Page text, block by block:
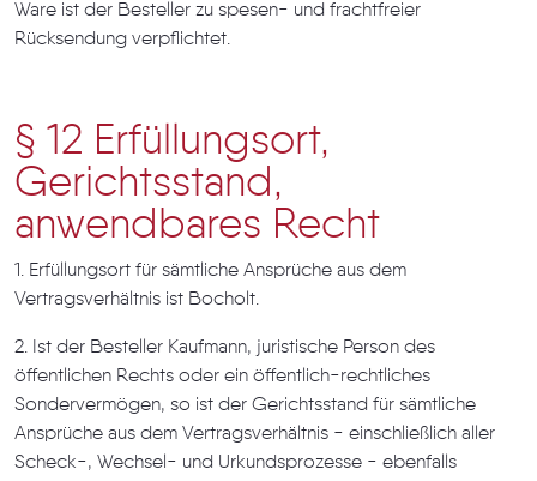
Ware ist der Besteller zu spesen- und frachtfreier
Rücksendung verpflichtet.
§ 12 Erfüllungsort,
Gerichtsstand,
anwendbares Recht
1. Erfüllungsort für sämtliche Ansprüche aus dem
Vertragsverhältnis ist Bocholt.
2. Ist der Besteller Kaufmann, juristische Person des
öffentlichen Rechts oder ein öffentlich-rechtliches
Sondervermögen, so ist der Gerichtsstand für sämtliche
Ansprüche aus dem Vertragsverhältnis - einschließlich aller
Scheck-, Wechsel- und Urkundsprozesse - ebenfalls